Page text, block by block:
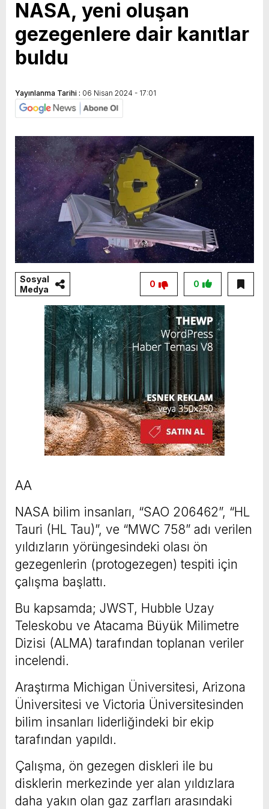
NASA, yeni oluşan
gezegenlere dair kanıtlar
buldu
Yayınlanma Tarihi : 06 Nisan 2024 - 17:01
Sosyal
Medya
0
0
AA
NASA bilim insanları, “SAO 206462”, “HL
Tauri (HL Tau)”, ve “MWC 758” adı verilen
yıldızların yörüngesindeki olası ön
gezegenlerin (protogezegen) tespiti için
çalışma başlattı.
Bu kapsamda; JWST, Hubble Uzay
Teleskobu ve Atacama Büyük Milimetre
Dizisi (ALMA) tarafından toplanan veriler
incelendi.
Araştırma Michigan Üniversitesi, Arizona
Üniversitesi ve Victoria Üniversitesinden
bilim insanları liderliğindeki bir ekip
tarafından yapıldı.
Çalışma, ön gezegen diskleri ile bu
disklerin merkezinde yer alan yıldızlara
daha yakın olan gaz zarfları arasındaki